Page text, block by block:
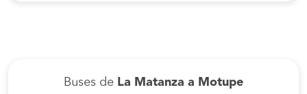
Buses de La Matanza a Motupe